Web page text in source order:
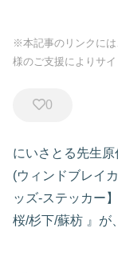
※本記事のリンクに
様のご支援によりサイ
0
にいさとる先生
(ウィンドブレイ
ッズ-ステッカー
桜/杉下/蘇枋 』が